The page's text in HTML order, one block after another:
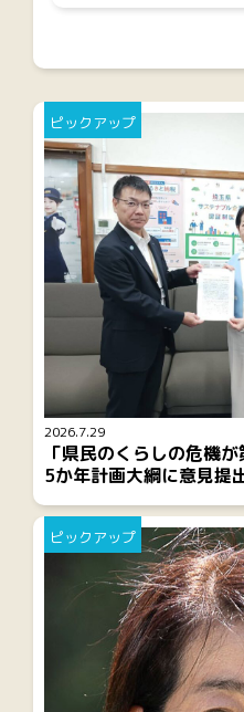
2026.7.29
ピックアップ
「県民のくらしの危機
5か年計画大綱に意見提
ピックアップ